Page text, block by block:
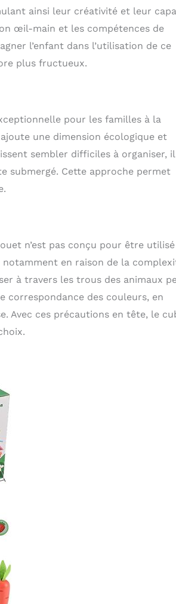
ainsi leur créativité et leur
œil-main et les compétences de
l’enfant dans l’utilisation de ce
plus fructueux.
pour les familles à la
une dimension écologique et
sembler difficiles à organiser, il
submergé. Cette approche permet
n’est pas conçu pour être utilisé
notamment en raison de la
à travers les trous des animaux
correspondance des couleurs, en
Avec ces précautions en tête, le